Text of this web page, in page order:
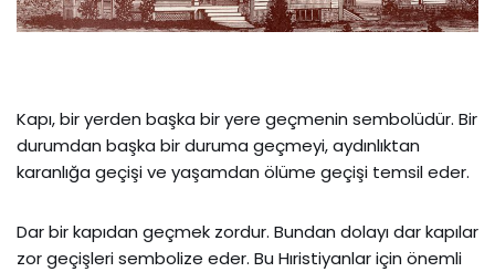
Kapı, bir yerden başka bir yere geçmenin sembolüdür. Bir
durumdan başka bir duruma geçmeyi, aydınlıktan
karanlığa geçişi ve yaşamdan ölüme geçişi temsil eder.
Dar bir kapıdan geçmek zordur. Bundan dolayı dar kapılar
zor geçişleri sembolize eder. Bu Hıristiyanlar için önemli